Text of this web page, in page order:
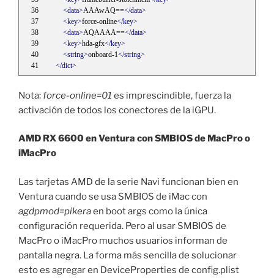
<data>AAAwAQ==</data>
<key>force-online</key>
<data>AQAAAA==</data>
<key>hda-gfx</key>
<string>onboard-1</string>
</dict>
Nota:force-online=01 es imprescindible, fuerza la
activación de todos los conectores de la iGPU.
AMD RX 6600 en Ventura con SMBIOS de MacPro o
iMacPro
Las tarjetas AMD de la serie Navi funcionan bien en
Ventura cuando se usa SMBIOS de iMac con
agdpmod=pikeraen boot args como la única
configuración requerida. Pero al usar SMBIOS de
MacPro o iMacPro muchos usuarios informan de
pantalla negra. La forma más sencilla de solucionar
esto es agregar en DeviceProperties de config.plist